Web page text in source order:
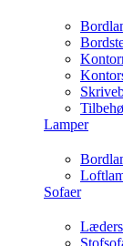
Lamper
Sofaer